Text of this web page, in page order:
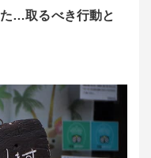
…取るべき行動と